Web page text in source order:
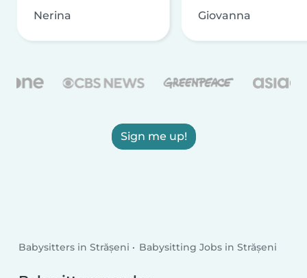
Nerina Giovanna
Sign me up!
Babysitters in Strășeni Babysitting Jobs in Strășeni